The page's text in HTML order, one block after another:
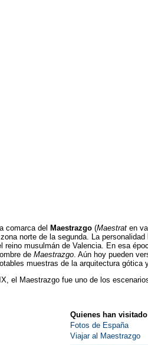
comarca del Maestrazgo (Maestrat en
norte de la segunda. La
reino musulmán de Valencia. En esa
de Maestrazgo . Aún hoy pueden
muestras de la arquitectura
el Maestrazgo fue uno de los
Quienes han
Fotos de España
Viajar al Maestrazgo